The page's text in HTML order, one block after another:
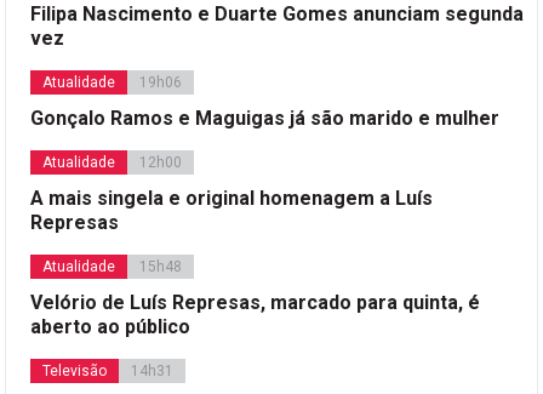
Filipa Nascimento e Duarte Gomes anunciam segunda
vez
Atualidade 19h06
Gonçalo Ramos e Maguigas já são marido e mulher
Atualidade 12h00
A mais singela e original homenagem a Luís
Represas
Atualidade 15h48
Velório de Luís Represas, marcado para quinta, é
aberto ao público
Televisão 14h31